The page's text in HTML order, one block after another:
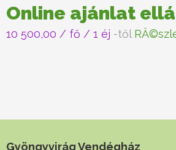
Online ajánlat
10 500,00 / fő / 1 éj -től
Gyöngyvirág Vendégház